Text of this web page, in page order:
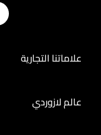
علاماتنا التجارية
عالم لازوردي